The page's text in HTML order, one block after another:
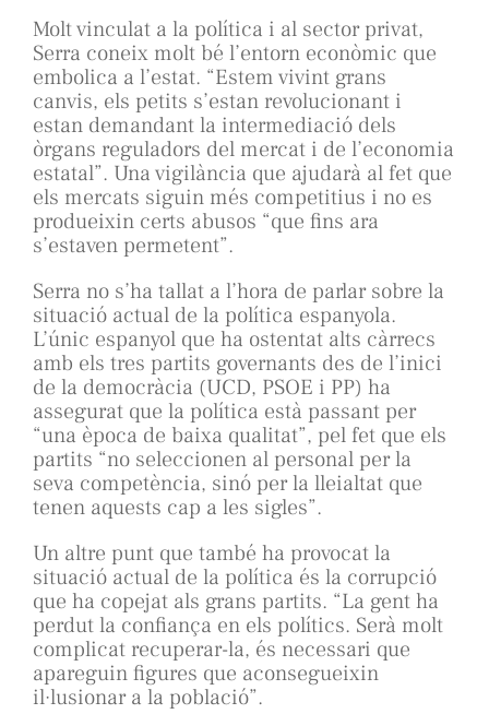
Molt vinculat a la política i al sector privat,
Serra coneix molt bé l’entorn econòmic que
embolica a l’estat. “Estem vivint grans
canvis, els petits s’estan revolucionant i
estan demandant la intermediació dels
òrgans reguladors del mercat i de l’economia
estatal”. Una vigilància que ajudarà al fet que
els mercats siguin més competitius i no es
produeixin certs abusos “que fins ara
s’estaven permetent”.
Serra no s’ha tallat a l’hora de parlar sobre la
situació actual de la política espanyola.
L’únic espanyol que ha ostentat alts càrrecs
amb els tres partits governants des de l’inici
de la democràcia (UCD, PSOE i PP) ha
assegurat que la política està passant per
“una època de baixa qualitat”, pel fet que els
partits “no seleccionen al personal per la
seva competència, sinó per la lleialtat que
tenen aquests cap a les sigles”.
Un altre punt que també ha provocat la
situació actual de la política és la corrupció
que ha copejat als grans partits. “La gent ha
perdut la confiança en els polítics. Serà molt
complicat recuperar-la, és necessari que
apareguin figures que aconsegueixin
il·lusionar a la població”.